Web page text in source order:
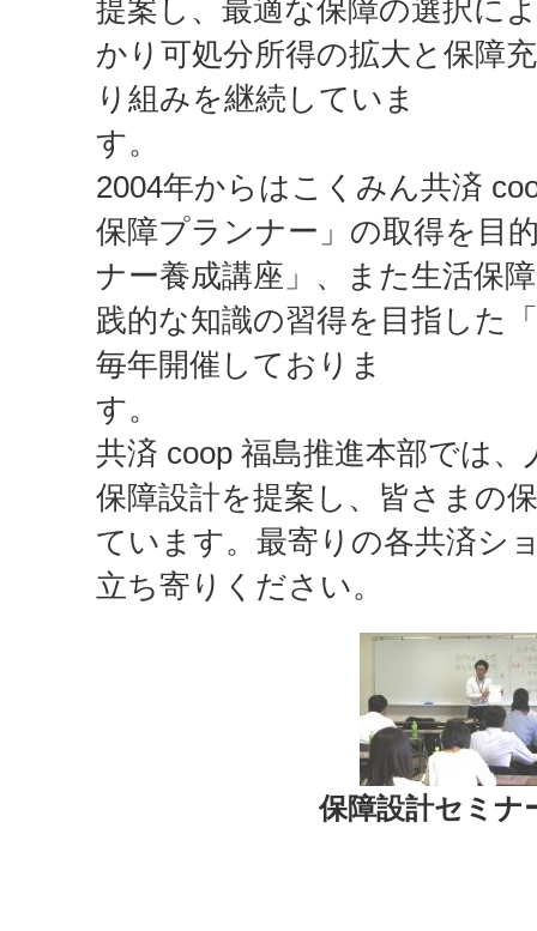
提案し、最適な保障の選択に
かり可処分所得の拡大と保障
り組みを継続していま
す。
2004年からはこくみん共済
保障プランナー」の取得を目
ナー養成講座」、また生活保
践的な知識の習得を目指した
毎年開催しておりま
す。 こ
共済 coop 福島推進本部では
保障設計を提案し、皆さまの
ています。最寄りの各共済シ
立ち寄りください。
保障設計セミナ